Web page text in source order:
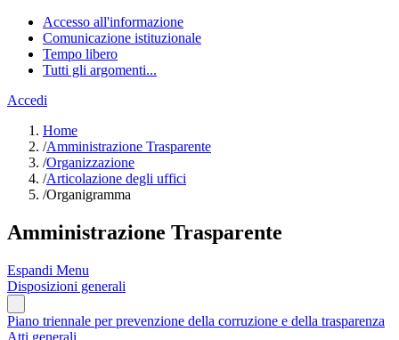
Accesso all'informazione
Comunicazione istituzionale
Tempo libero
Tutti gli argomenti...
Accedi
Home
/Amministrazione Trasparente
/Organizzazione
/Articolazione degli uffici
/Organigramma
Amministrazione Trasparente
Espandi Menu
Disposizioni generali
Piano triennale per prevenzione della corruzione e della trasparenza
Atti generali